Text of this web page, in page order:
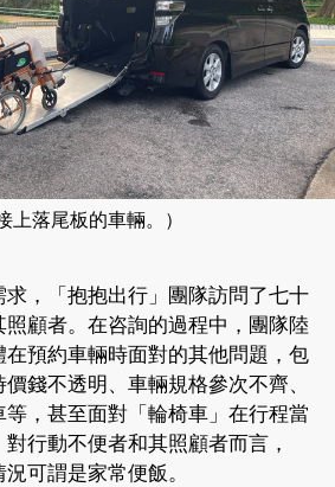
上落尾板的車輛。）
，「抱抱出行」團隊訪問了七十
顧者。在咨詢的過程中，團隊陸
預約車輛時面對的其他問題，包
錢不透明、車輛規格參次不齊、
，甚至面對「輪椅車」在行程當
行動不便者和其照顧者而言，
可謂是家常便飯。